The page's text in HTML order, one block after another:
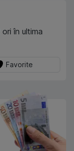
ori în ultima
Favorite